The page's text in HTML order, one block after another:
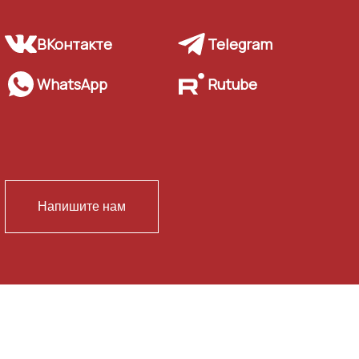
ВКонтакте Telegram
WhatsApp Rutube
Напишите нам